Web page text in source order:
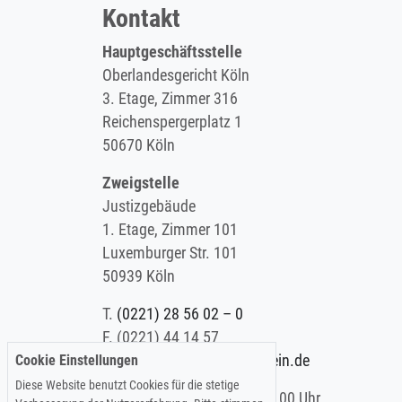
Kontakt
Hauptgeschäftsstelle
Oberlandesgericht Köln
3. Etage, Zimmer 316
Reichenspergerplatz 1
50670 Köln
Zweigstelle
Justizgebäude
1. Etage, Zimmer 101
Luxemburger Str. 101
50939 Köln
T. (0221) 28 56 02 – 0
F.(0221) 44 14 57
E.info@koelner-anwaltverein.de
Montag - Freitag: 9.00 – 15.00 Uhr
Cookie Einstellungen
Diese Website benutzt Cookies für die stetige